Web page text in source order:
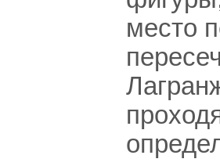
место